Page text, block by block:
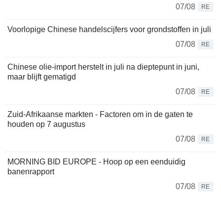
07/08
RE
Voorlopige Chinese handelscijfers voor grondstoffen in juli
07/08
RE
Chinese olie-import herstelt in juli na dieptepunt in juni,
maar blijft gematigd
07/08
RE
Zuid-Afrikaanse markten - Factoren om in de gaten te
houden op 7 augustus
07/08
RE
MORNING BID EUROPE - Hoop op een eenduidig
banenrapport
07/08
RE